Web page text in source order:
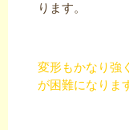
ります。
変形もかなり強
が困難になりま